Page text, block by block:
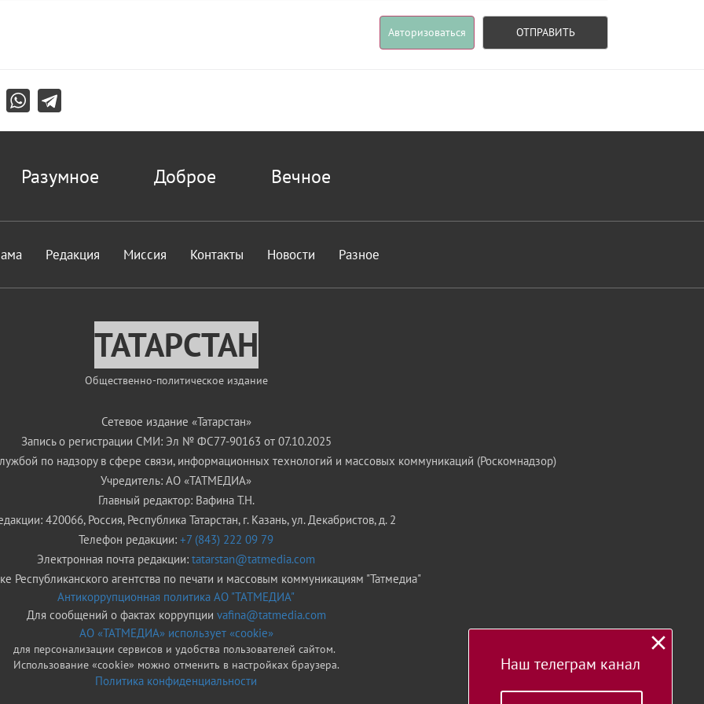
Авторизоваться ОТПРАВИТЬ
Разумное Доброе Вечное
Редакция Миссия Контакты Новости Разное
ТАТАРСТАН
Общественно-политическое издание
Сетевое издание «Татарстан»
Запись о регистрации СМИ: Эл № ФС77-90163 от 07.10.2025
по надзору в сфере связи, информационных технологий и массовых коммуникаций (Роскомнадзор)
Учредитель: АО «ТАТМЕДИА»
Главный редактор: Вафина Т.Н.
420066, Россия, Республика Татарстан, г. Казань, ул. Декабристов, д. 2
Телефон редакции: +7 (843) 222 09 79
Электронная почта редакции: tatarstan@tatmedia.com
Республиканского агентства по печати и массовым коммуникациям "Татмедиа"
Антикоррупционная политика АО "ТАТМЕДИА"
Для сообщений о фактах коррупции vafina@tatmedia.com
АО «ТАТМЕДИА» использует «cookie»
для персонализации сервисов и удобства пользователей сайтом.
Использование «cookie» можно отменить в настройках браузера.
Политика конфиденциальности
Наш телеграм канал